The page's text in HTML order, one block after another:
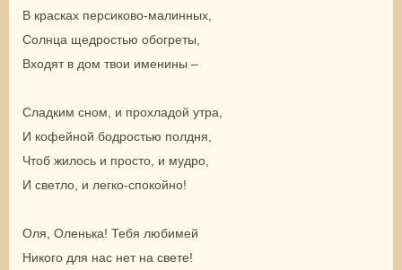
В красках персиково-малинных,
Солнца щедростью обогреты,
Входят в дом твои именины –
Сладким сном, и прохладой утра,
И кофейной бодростью полдня,
Чтоб жилось и просто, и мудро,
И светло, и легко-спокойно!
Оля, Оленька! Тебя любимей
Никого для нас нет на свете!